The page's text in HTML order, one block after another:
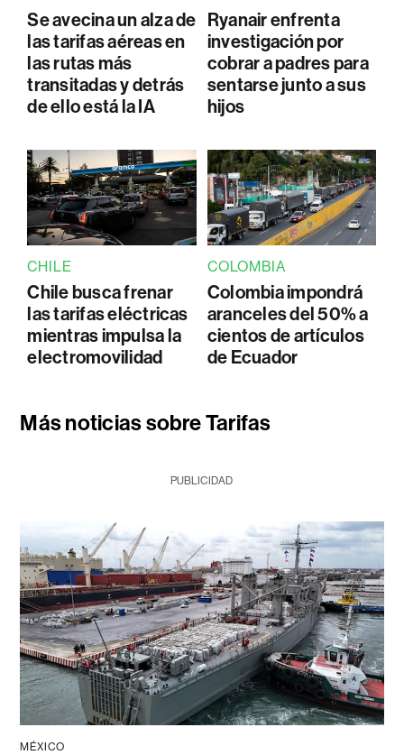
Se avecina un alza de
las tarifas aéreas en
las rutas más
transitadas y detrás
de ello está la IA
Ryanair enfrenta
investigación por
cobrar a padres para
sentarse junto a sus
hijos
CHILE
Chile busca frenar
las tarifas eléctricas
mientras impulsa la
electromovilidad
COLOMBIA
Colombia impondrá
aranceles del 50% a
cientos de artículos
de Ecuador
Más noticias sobre Tarifas
PUBLICIDAD
MÉXICO